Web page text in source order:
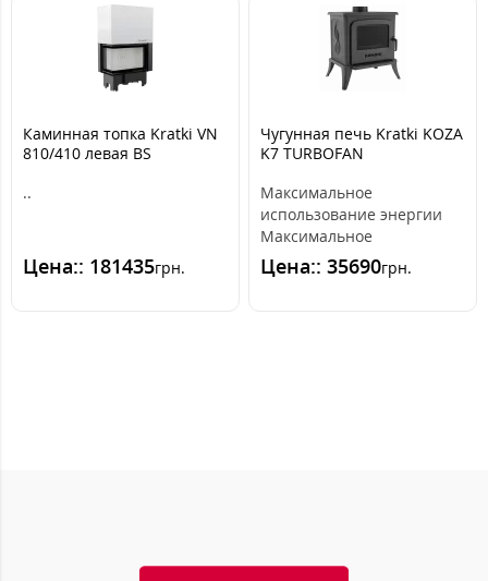
Каминная топка Kratki VN
810/410 левая BS
..
Цена:: 181435грн.
Чугунная печь Kratki KOZA
K7 TURBOFAN
Максимальное
использование энергии
Максимальное
использование тепла и
бесперебойная действие
Цена:: 35690грн.